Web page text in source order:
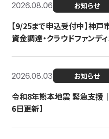
2026.08.06 お知らせ
【9/25まで申込受付中】神
資金調達・クラウドファンデ
2026.08.03 お知らせ
令和8年熊本地震 緊急支援
6日更新】